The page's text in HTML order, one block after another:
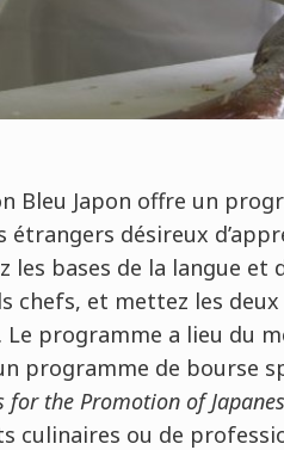
Bleu Japon offre un
étrangers désireux
les bases de la langue et
chefs, et mettez les
Le programme a lieu du
programme de bourse
for the Promotion of
culinaires ou de